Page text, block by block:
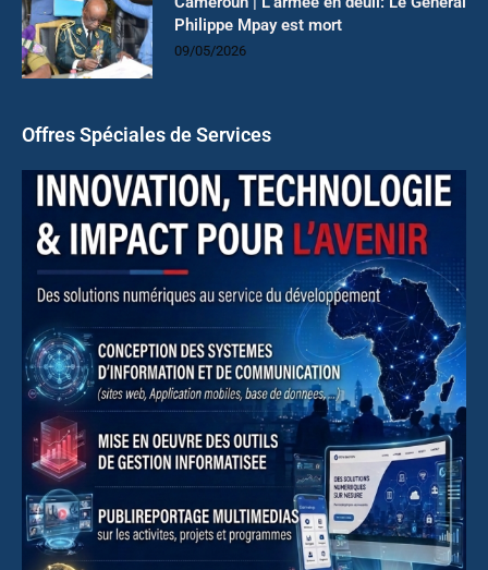
Philippe Mpay est mort
09/05/2026
Offres Spéciales de Services